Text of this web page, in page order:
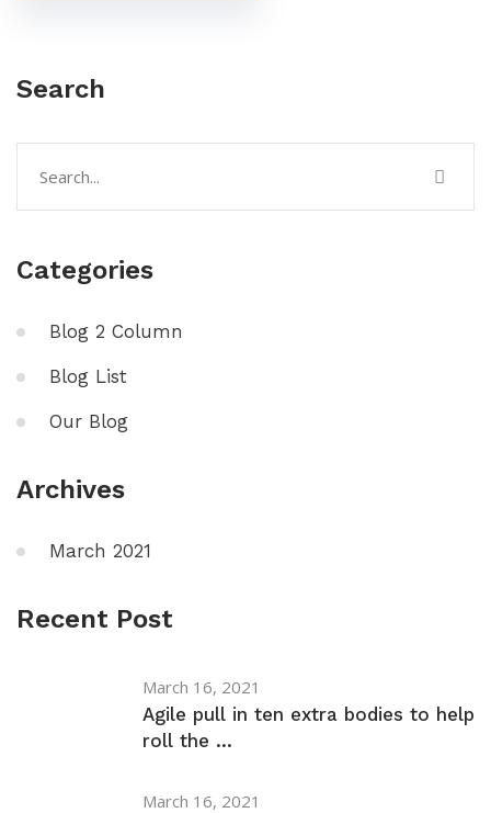
Search
Categories
Blog 2 Column
Blog List
Our Blog
Archives
March 2021
Recent Post
March 16, 2021
Agile pull in ten extra bodies to help
roll the ...
March 16, 2021